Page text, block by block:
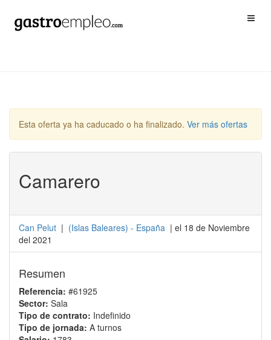
Esta oferta ya ha caducado o ha finalizado. Ver más ofertas
Camarero
Can Pelut | (Islas Baleares) - España | el 18 de Noviembre
del 2021
Resumen
Referencia: #61925
Sector: Sala
Tipo de contrato: Indefinido
Tipo de jornada: A turnos